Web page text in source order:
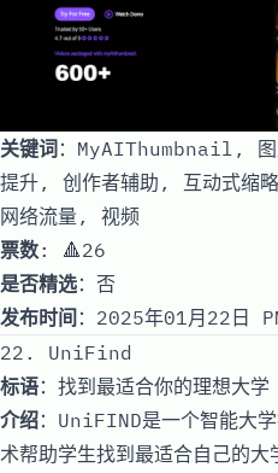
关键词：MyAIThumbnail, 图
提升, 创作者辅助, 互动式缩
网络流量, 视频
票数: 🔺26
是否精选：否
发布时间 ：2025年01月22日
22. UniFind
标语：找到最适合你的理想大学
介绍：UniFIND是一个智能大
术帮助学生找到最适合自己的